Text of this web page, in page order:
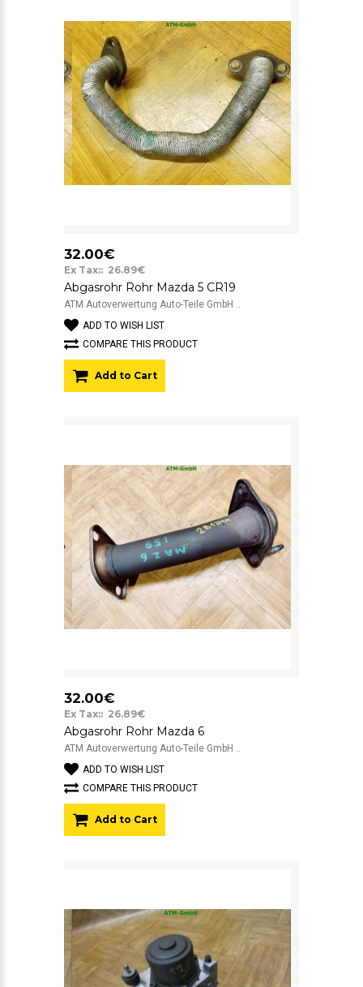
32.00€
Ex Tax:: 26.89€
Abgasrohr Rohr Mazda 5 CR19
ATM Autoverwertung Auto-Teile GmbH ..
ADD TO WISH LIST
COMPARE THIS PRODUCT
Add to Cart
32.00€
Ex Tax:: 26.89€
Abgasrohr Rohr Mazda 6
ATM Autoverwertung Auto-Teile GmbH ..
ADD TO WISH LIST
COMPARE THIS PRODUCT
Add to Cart